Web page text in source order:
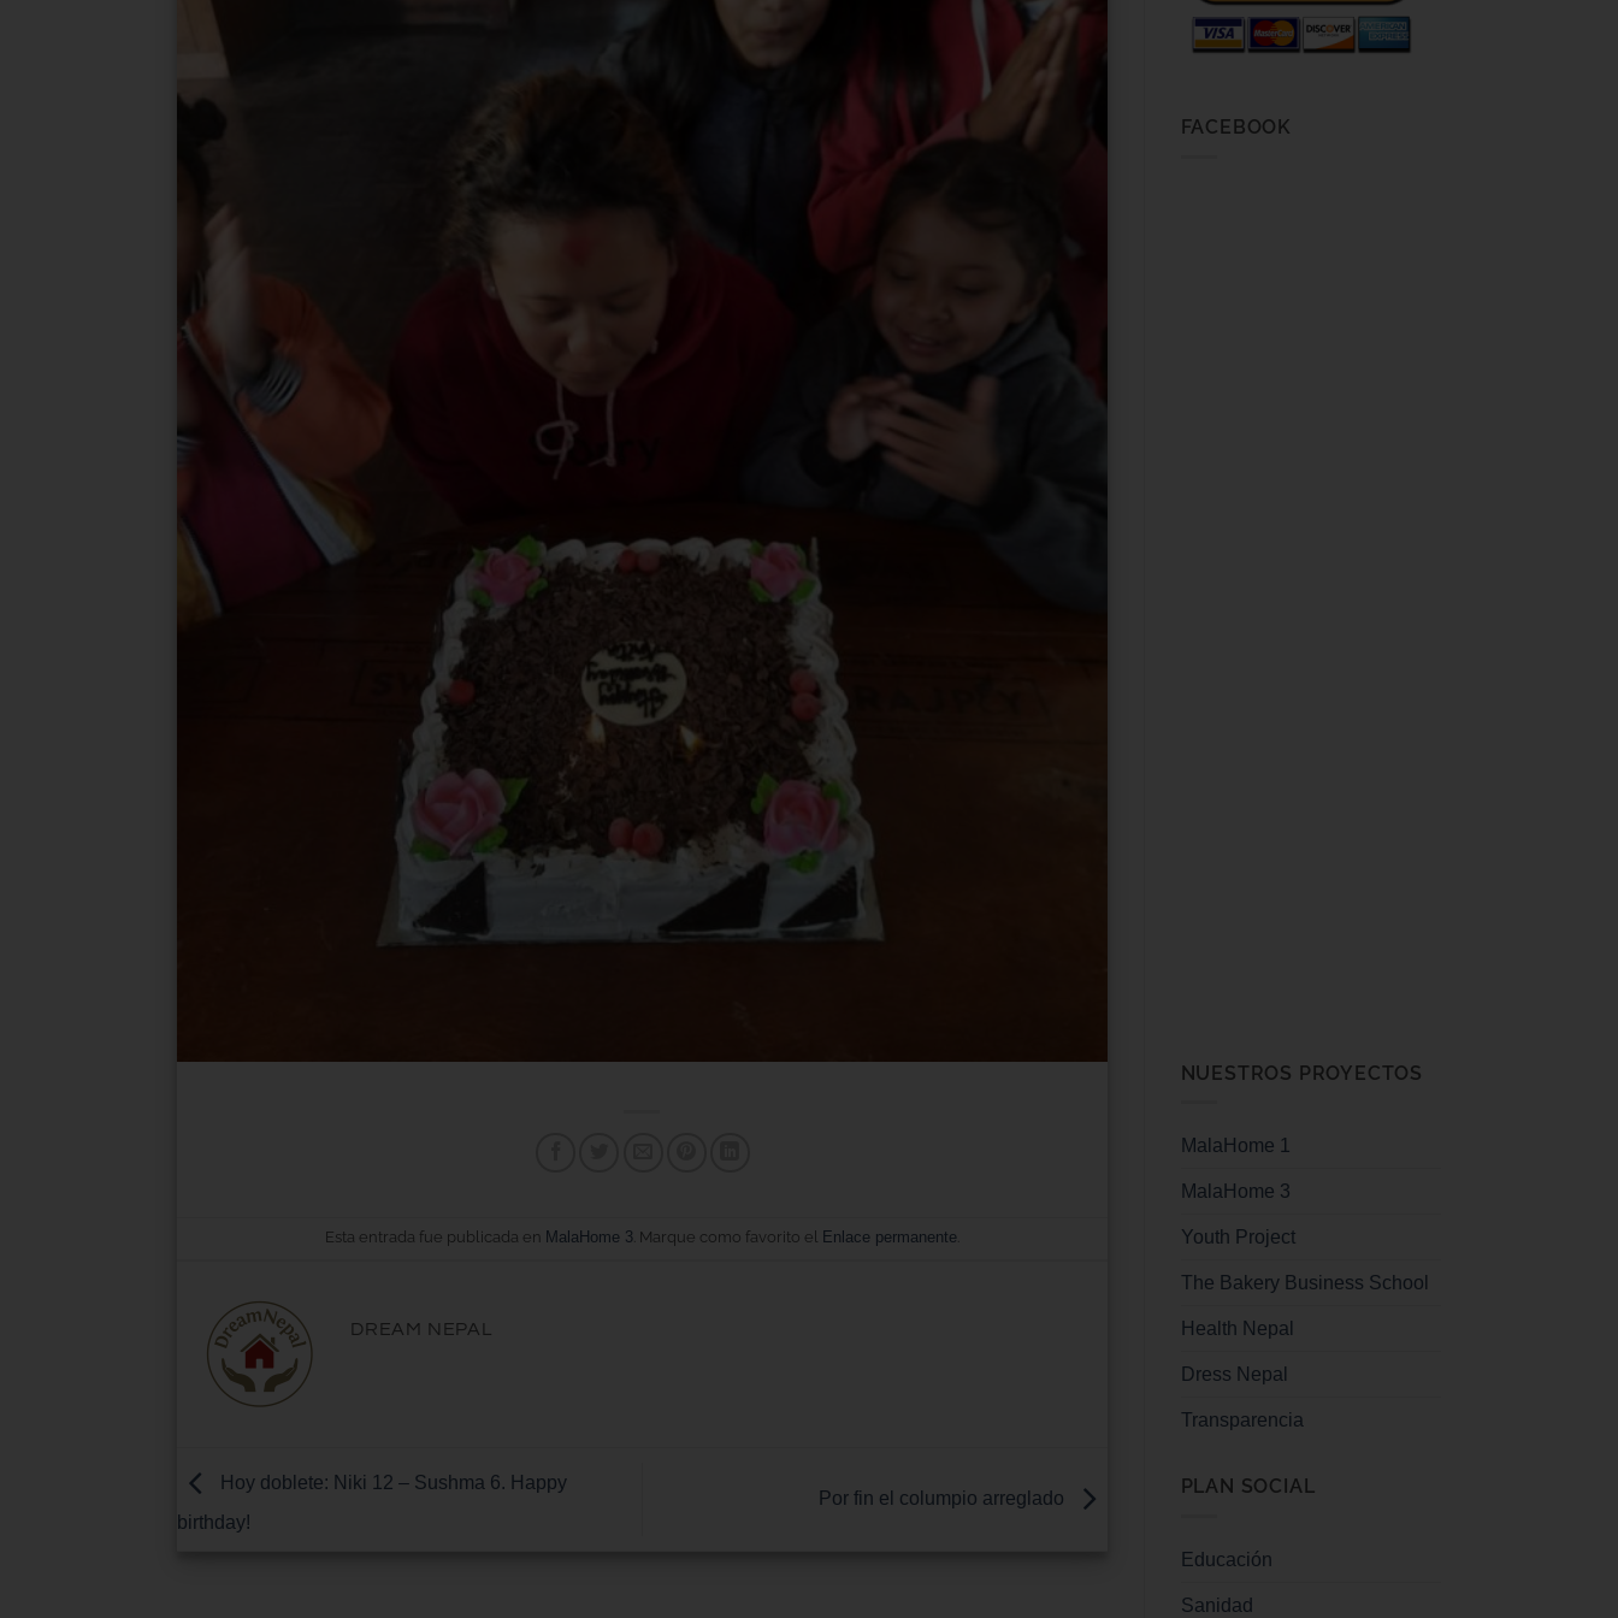
Esta entrada fue publicada en MalaHome 3. Marque como favorito el Enlace permanente
DREAM NEPAL
Hoy doblete: Niki 12 – Sushma 6. Happy
birthday!
Por fin el columpio arreglado
FACEBOOK
NUESTROS PROYECTOS
MalaHome 1
MalaHome 3
Youth Project
The Bakery Business School
Health Nepal
Dress Nepal
Transparencia
PLAN SOCIAL
Educación
Sanidad